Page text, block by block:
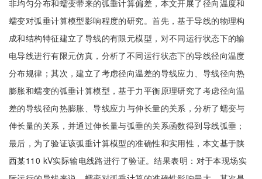
非均匀分布和蠕变带来的弧垂计算偏差，本文开展了径向温度和
蠕变对弧垂计算模型影响程度的研究。首先，基于导线的物理构
成和结构特征建立了导线的有限元模型，对不同运行状态下的输
电导线进行有限元仿真，分析了不同运行状态下的导线径向温度
分布规律；其次，建立了考虑径向温差的导线应力、导线径向热
膨胀和蠕变的弧垂计算模型，基于力平衡原理研究了考虑径向温
差的导线径向热膨胀、导线应力与伸长量的关系，分析了蠕变与
伸长量的关系，并通过伸长量与弧垂的关系函数得到导线弧垂；
最后，为了验证该弧垂计算模型的准确性和实用性，本文基于陕
西某110 kV实际输电线路进行了验证。结果表明：对于本现场实